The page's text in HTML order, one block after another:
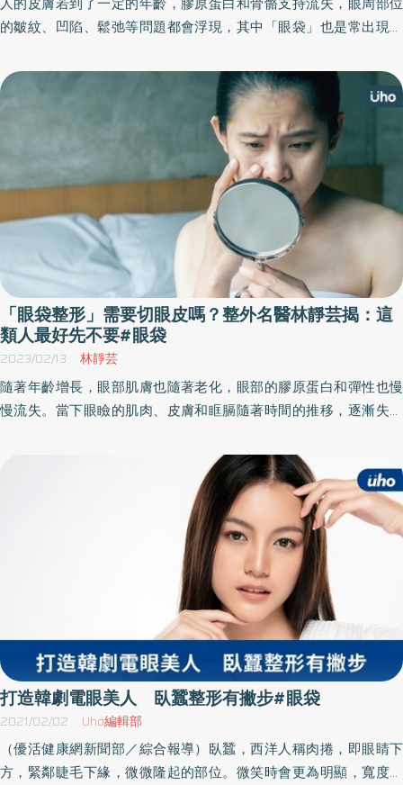
的皺紋、凹陷、鬆弛等問題都會浮現，其中「眼袋」也是常出現的
尿酸搭配電音波拉提微整型處理，嚴重者則建議做手術。而她也分
享關於眼袋的知識與辨別方法。
「眼袋整形」需要切眼皮嗎？整外名醫林靜芸揭：這
類人最好先不要#眼袋
2023/02/13 林靜芸
隨著年齡增長，眼部肌膚也隨著老化，眼部的膠原蛋白和彈性也慢
慢流失。當下眼瞼的肌肉、皮膚和眶膈隨著時間的推移，逐漸失去
就成了眼袋，因此也造成「眼袋整形」的興起，但眼袋整形需要切
掉眼皮嗎？快來看整形外科醫師這麼說⋯⋯
打造韓劇電眼美人 臥蠶整形有撇步#眼袋
2021/02/02 Uho編輯部
（優活健康網新聞部／綜合報導）臥蠶，西洋人稱肉捲，即眼睛下
方，緊鄰睫毛下緣，微微隆起的部位。微笑時會更為明顯，寬度大